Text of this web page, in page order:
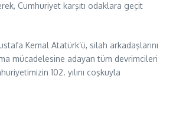
Cumhuriyet karşıtı odaklara geçit
Kemal Atatürk’ü, silah arkadaşlarını
mücadelesine adayan tüm devrimcileri
102. yılını coşkuyla